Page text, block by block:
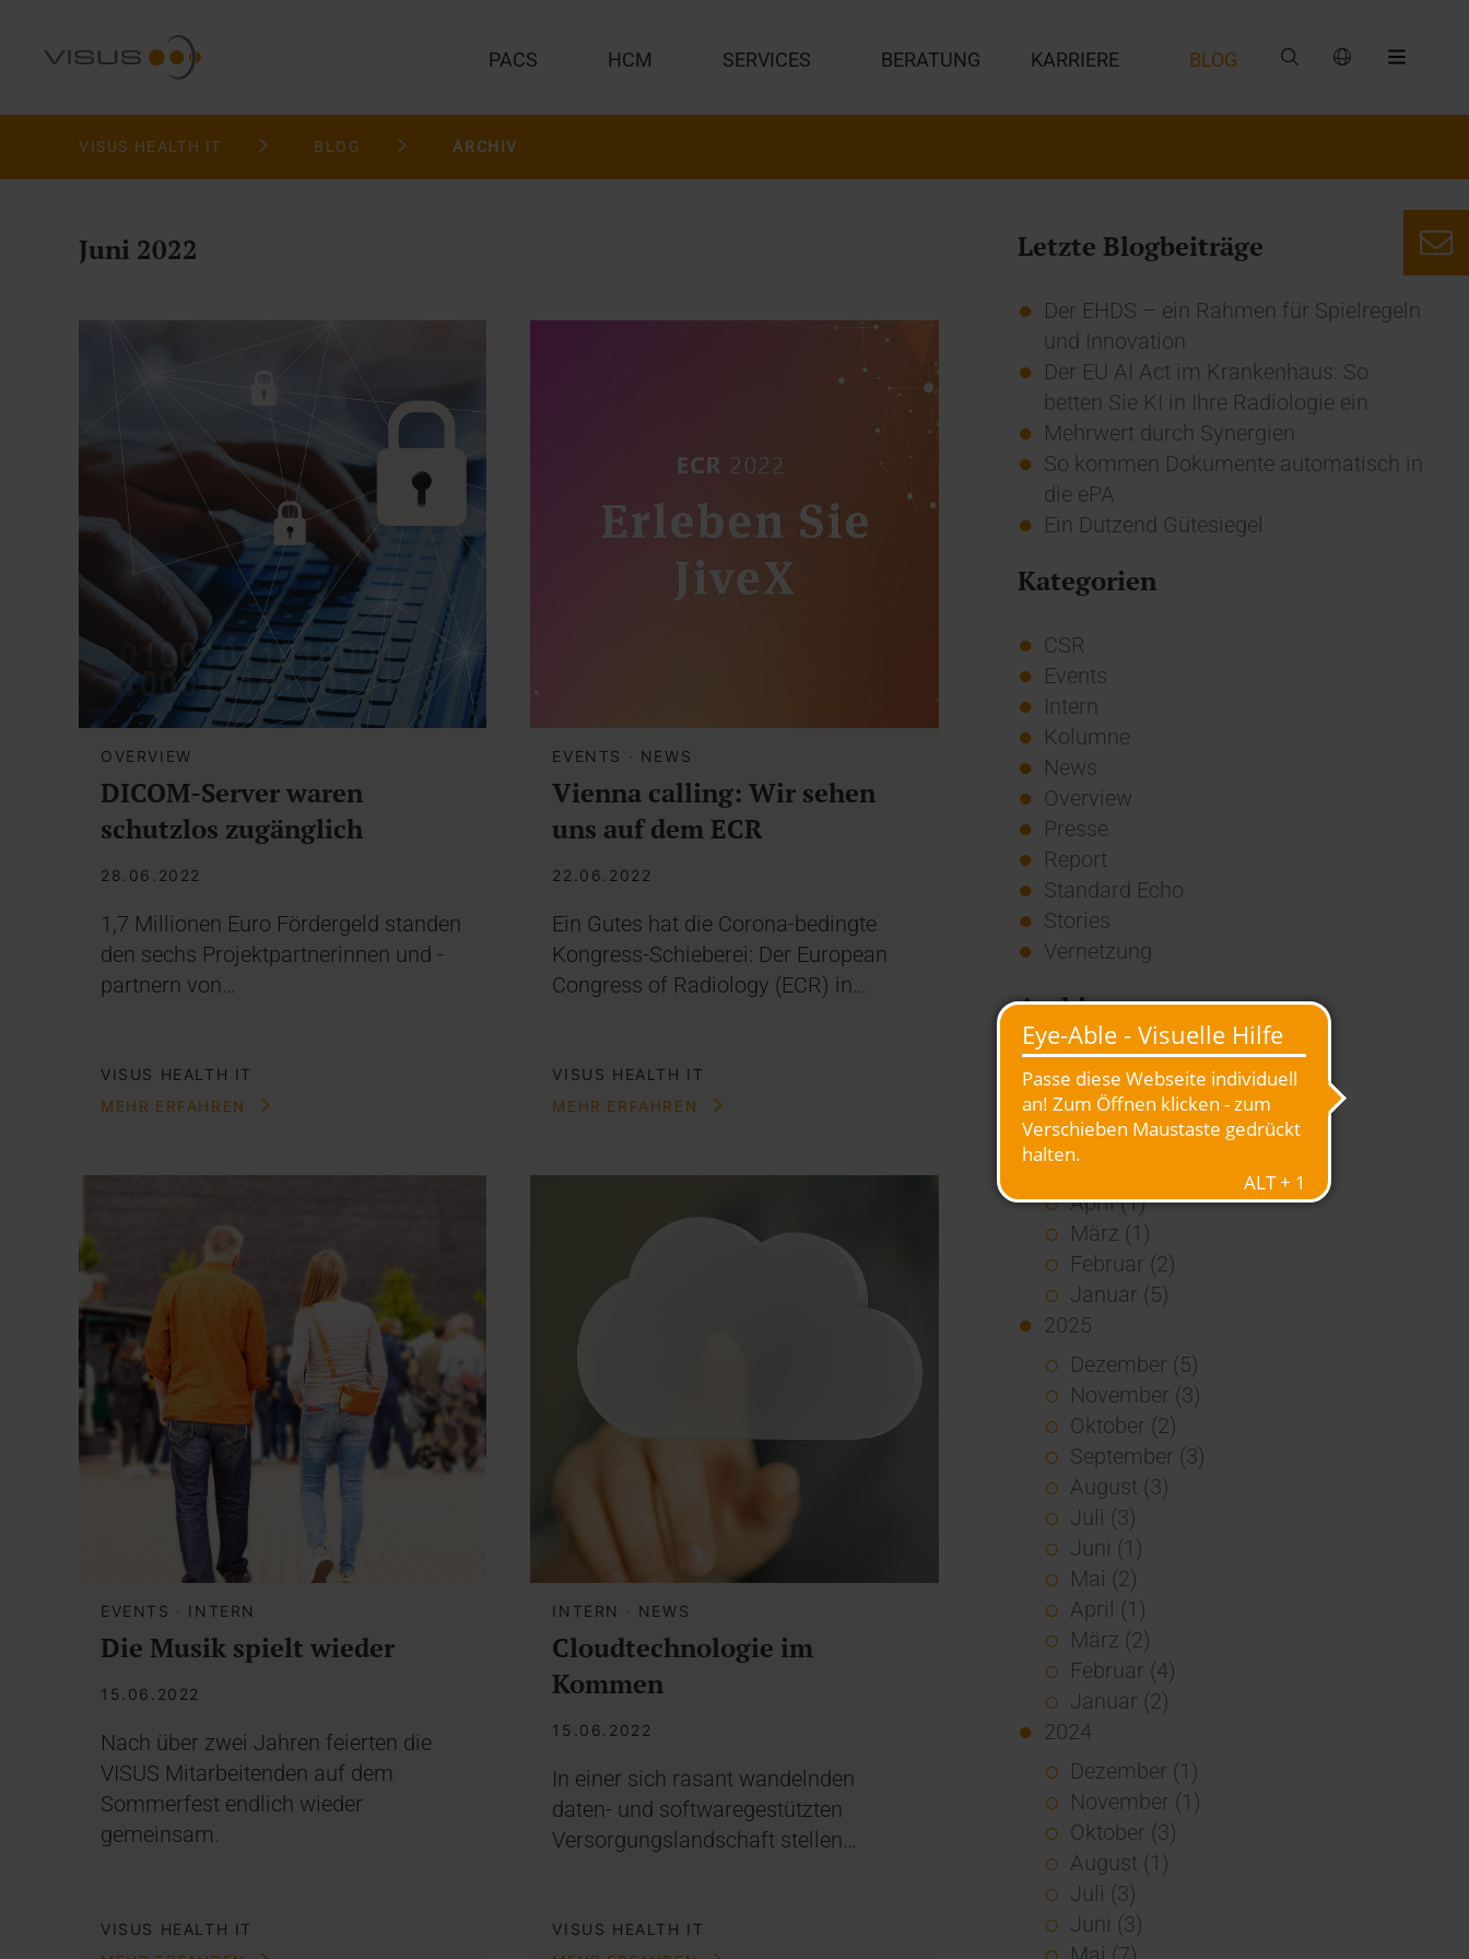
PACS HCM SERVICES BERATUNG KARRIERE BLOG
VISUS HEALTH IT BLOG ARCHIV
Juni 2022
OVERVIEW
DICOM-Server waren
schutzlos zugänglich
28.06.2022
1,7 Millionen Euro Fördergeld standen
den sechs Projektpartnerinnen und -
partnern von…
VISUS HEALTH IT
MEHR ERFAHREN
EVENTS · NEWS
Vienna calling: Wir sehen
uns auf dem ECR
22.06.2022
Ein Gutes hat die Corona-bedingte
Kongress-Schieberei: Der European
Congress of Radiology (ECR) in…
VISUS HEALTH IT
MEHR ERFAHREN
EVENTS · INTERN
Die Musik spielt wieder
15.06.2022
Nach über zwei Jahren feierten die
VISUS Mitarbeitenden auf dem
Sommerfest endlich wieder
gemeinsam.
VISUS HEALTH IT
INTERN · NEWS
Cloudtechnologie im
Kommen
15.06.2022
In einer sich rasant wandelnden
daten- und softwaregestützten
Versorgungslandschaft stellen…
VISUS HEALTH IT
Letzte Blogbeiträge
Der EHDS – ein Rahmen für Spielregeln
und Innovation
Der EU AI Act im Krankenhaus: So
betten Sie KI in Ihre Radiologie ein
Mehrwert durch Synergien
So kommen Dokumente automatisch in
die ePA
Ein Dutzend Gütesiegel
Kategorien
CSR
Events
Intern
Kolumne
News
Overview
Presse
Report
Standard Echo
Stories
Vernetzung
Archiv
2026
Juli (4)
Juni (4)
April (1)
März (1)
Februar (2)
Januar (5)
2025
Dezember (5)
November (3)
Oktober (2)
September (3)
August (3)
Juli (3)
Juni (1)
Mai (2)
April (1)
März (2)
Februar (4)
Januar (2)
2024
Dezember (1)
November (1)
Oktober (3)
August (1)
Juli (3)
Juni (3)